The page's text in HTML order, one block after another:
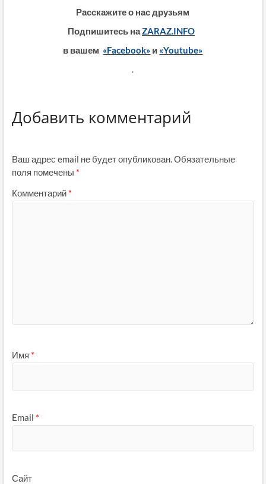
Расскажите о нас друзьям
Подпишитесь наZARAZ.INFO
в вашем «Facebook» и «Youtube»
Добавить комментарий
Ваш адрес email не будет опубликован.Обязательные
поля помечены *
Комментарий *
Имя *
Email *
Сайт